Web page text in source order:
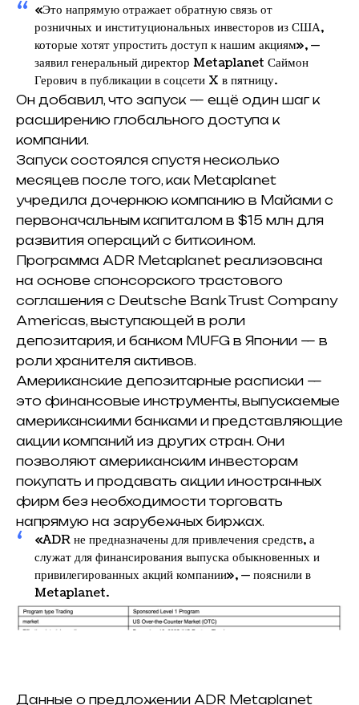
«Это напрямую отражает обратную связь от
розничных и институциональных инвесторов из США,
которые хотят упростить доступ к нашим акциям», —
заявил генеральный директор Metaplanet Саймон
Герович в публикации в соцсети X в пятницу.
Он добавил, что запуск — ещё один шаг к
расширению глобального доступа к
компании.
Запуск состоялся спустя несколько
месяцев после того, как Metaplanet
учредила дочернюю компанию в Майами с
первоначальным капиталом в $15 млн для
развития операций с биткоином.
Программа ADR Metaplanet реализована
на основе спонсорского трастового
соглашения с Deutsche Bank Trust Company
Americas, выступающей в роли
депозитария, и банком MUFG в Японии — в
роли хранителя активов.
Американские депозитарные расписки —
это финансовые инструменты, выпускаемые
американскими банками и представляющие
акции компаний из других стран. Они
позволяют американским инвесторам
покупать и продавать акции иностранных
фирм без необходимости торговать
напрямую на зарубежных биржах.
«ADR не предназначены для привлечения средств, а
служат для финансирования выпуска обыкновенных и
привилегированных акций компании», — пояснили в
Metaplanet.
Данные о предложении ADR Metaplanet